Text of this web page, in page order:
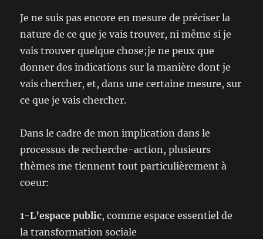
Je ne suis pas encore en mesure de préciser la
nature de ce que je vais trouver, ni même si je
vais trouver quelque chose;je ne peux que
donner des indications sur la manière dont je
vais chercher, et, dans une certaine mesure, sur
ce que je vais chercher.
Dans le cadre de mon implication dans le
processus de recherche-action, plusieurs
thèmes me tiennent tout particulièrement à
coeur:
1-L’espace public, comme espace essentiel de
la transformation sociale